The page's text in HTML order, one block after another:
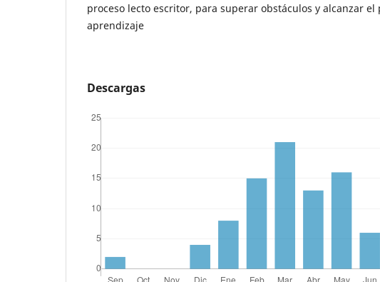
proceso lecto escritor, para superar obstáculos y alcanzar el
aprendizaje
Descargas